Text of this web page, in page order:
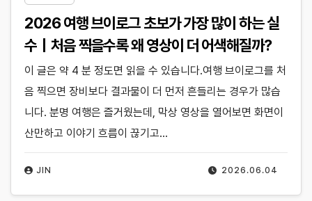
2026 여행 브이로그 초보가 가장 많이 하는 실
수｜처음 찍을수록 왜 영상이 더 어색해질까?
2026.06.04
JIN
이 글은 약 4 분 정도면 읽을 수 있습니다.여행 브이로그를 처
음 찍으면 장비보다 결과물이 더 먼저 흔들리는 경우가 많습
니다. 분명 여행은 즐거웠는데, 막상 영상을 열어보면 화면이
산만하고 이야기 흐름이 끊기고…